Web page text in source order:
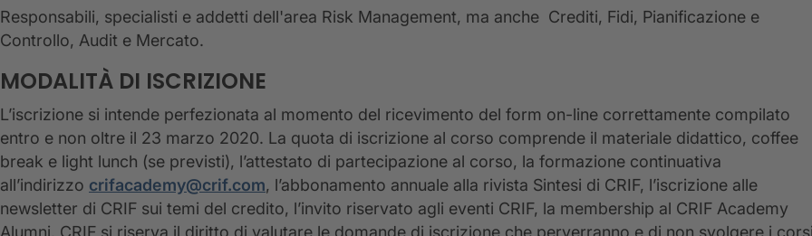
Responsabili, specialisti e addetti dell'area Risk Management, ma anche Crediti, Fidi, Pianificazione e
Controllo, Audit e Mercato.
MODALITÀ DI ISCRIZIONE
L’iscrizione si intende perfezionata al momento del ricevimento del form on-line correttamente compilato
entro e non oltre il 23 marzo 2020. La quota di iscrizione al corso comprende il materiale didattico, coffee
break e light lunch (se previsti), l’attestato di partecipazione al corso, la formazione continuativa
all’indirizzo crifacademy@crif.com, l’abbonamento annuale alla rivista Sintesi di CRIF, l’iscrizione alle
newsletter di CRIF sui temi del credito, l’invito riservato agli eventi CRIF, la membership al CRIF Academy
Alumni. CRIF si riserva il diritto di valutare le domande di iscrizione che perverranno e di non svolgere i